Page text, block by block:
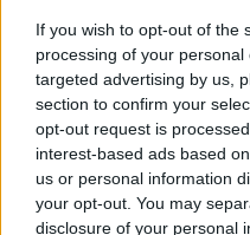
If you wish to opt-out of the
processing of your
targeted advertising by us,
section to confirm your
opt-out request is
interest-based ads based
us or personal information
your opt-out. You may
disclosure of your personal
Mikor lehet póttételt húzni az
Hány pontot ér a szóbeli
A szóbeli érettségi vizsgák
vizsgaszintenként eltérő.
Ennyi pontot szerezhettek a
Magyar nyelv és irodalomból